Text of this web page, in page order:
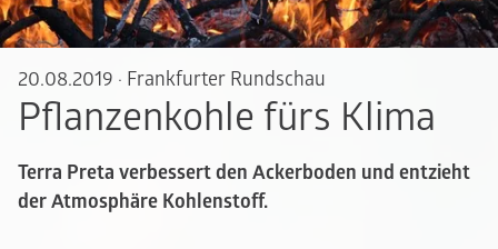
20.08.2019 · Frankfurter Rundschau
Pflanzenkohle fürs Klima
Terra Preta verbessert den Ackerboden und entzieht
der Atmosphäre Kohlenstoff.